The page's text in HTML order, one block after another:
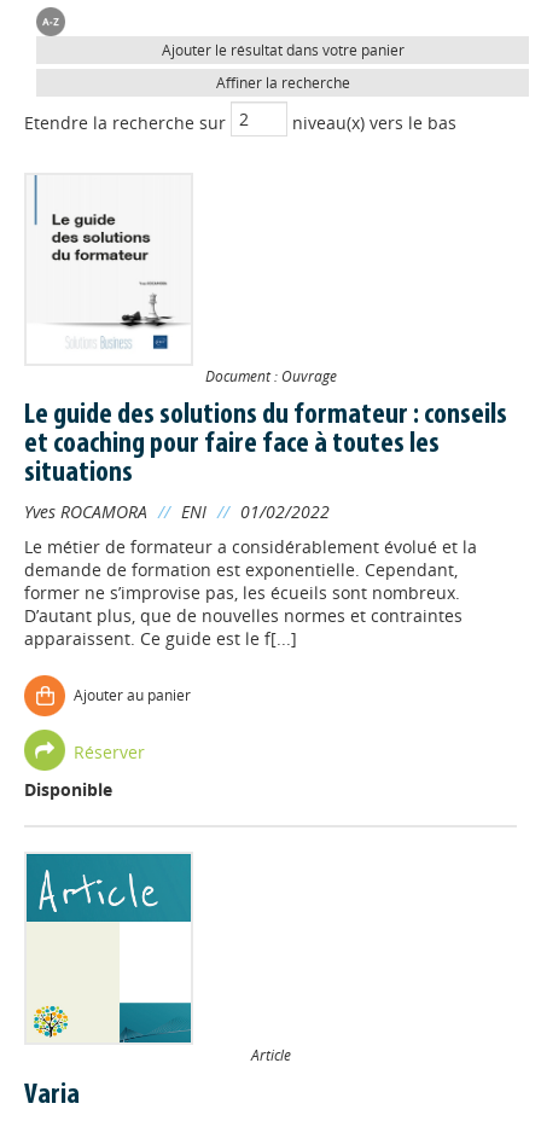
Ajouter le résultat dans votre panier
Affiner la recherche
Etendre la recherche sur niveau(x) vers le bas
Document : Ouvrage
Le guide des solutions du formateur : conseils
et coaching pour faire face à toutes les
situations
Yves ROCAMORA // ENI // 01/02/2022
Le métier de formateur a considérablement évolué et la
demande de formation est exponentielle. Cependant,
former ne s’improvise pas, les écueils sont nombreux.
D’autant plus, que de nouvelles normes et contraintes
apparaissent. Ce guide est le f[...]
Ajouter au panier
Réserver
Disponible
Article
Varia